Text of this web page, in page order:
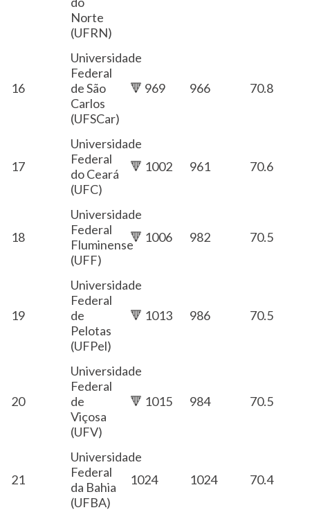
Norte
(UFRN)
16
Universidade
Federal
de São
Carlos
(UFSCar)
🔻 969 966 70.8
17
Universidade
Federal
do Ceará
(UFC)
🔻 1002 961 70.6
18
Universidade
Federal
Fluminense
(UFF)
🔻 1006 982 70.5
19
Universidade
Federal
de
Pelotas
(UFPel)
🔻 1013 986 70.5
20
Universidade
Federal
de
Viçosa
(UFV)
🔻 1015 984 70.5
21
Universidade
Federal
da Bahia
(UFBA)
1024 1024 70.4